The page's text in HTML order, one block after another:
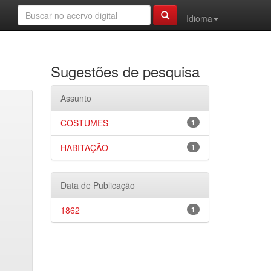
Idioma
Sugestões de pesquisa
Assunto
1
COSTUMES
1
HABITAÇÃO
Data de Publicação
1
1862